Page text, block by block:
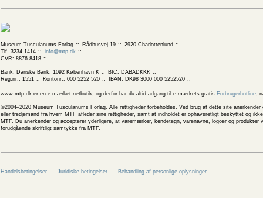
Museum Tusculanums Forlag Rådhusvej 19
2920 Charlottenlund
Tlf. 3234 1414
info@mtp.dk
CVR: 8876 8418
Bank: Danske Bank, 1092 København K
BIC: DABADKKK
Reg.nr.: 1551
Kontonr.: 000 5252 520 IBAN: DK98 3000 000 5252520
www.mtp.dk er en e-mærket netbutik, og derfor har du altid adgang til e-mærkets gratis Forbrugerhotline,
©2004–2020 Museum Tusculanums Forlag. Alle rettigheder forbeholdes. Ved brug af dette site
eller tredjemand fra hvem MTF afleder sine rettigheder, samt at indholdet er ophavsretligt beskyttet og
MTF. Du anerkender og accepterer yderligere, at varemærker, kendetegn, varenavne, logoer og
forudgående skriftligt samtykke fra MTF.
Handelsbetingelser Juridiske betingelser Behandling af personlige oplysninger